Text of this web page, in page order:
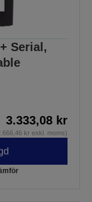
Serial,
3.333,08 kr
kr exkl. moms)